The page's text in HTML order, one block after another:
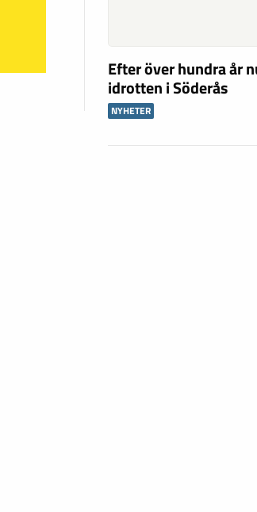
Efter över hundra år
idrotten i Söderås
NYHETER